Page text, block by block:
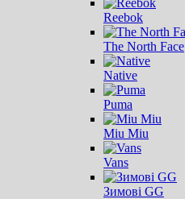
Reebok
The North Face
Native
Puma
Miu Miu
Vans
Зимові GG